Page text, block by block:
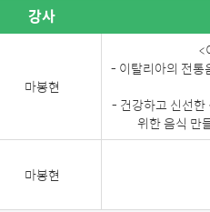
강사
마봉현
<
- 이탈리아의 전통
- 건강하고 신선한
위한 음식 만
마봉현